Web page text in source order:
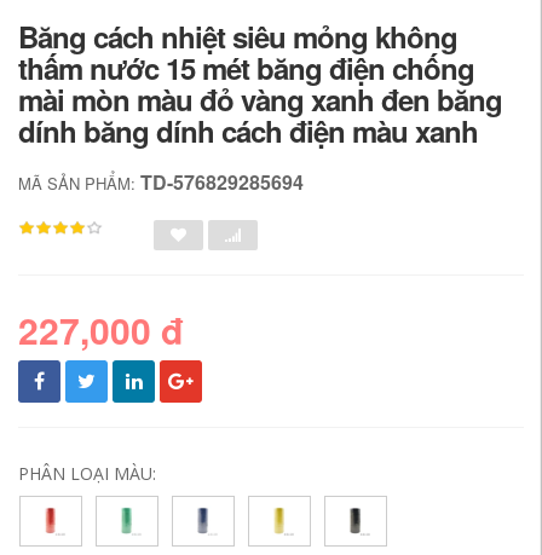
Băng cách nhiệt siêu mỏng không
thấm nước 15 mét băng điện chống
mài mòn màu đỏ vàng xanh đen băng
dính băng dính cách điện màu xanh
MÃ SẢN PHẨM: TD-576829285694
227,000 đ
PHÂN LOẠI MÀU: